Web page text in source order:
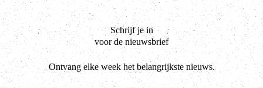
Schrijf je in
voor de nieuwsbrief
Ontvang elke week het belangrijkste nieuws.